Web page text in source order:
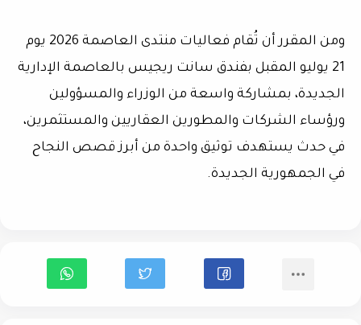
ومن المقرر أن تُقام فعاليات منتدى العاصمة 2026 يوم
21 يوليو المقبل بفندق سانت ريجيس بالعاصمة الإدارية
الجديدة، بمشاركة واسعة من الوزراء والمسؤولين
ورؤساء الشركات والمطورين العقاريين والمستثمرين،
في حدث يستهدف توثيق واحدة من أبرز قصص النجاح
في الجمهورية الجديدة.